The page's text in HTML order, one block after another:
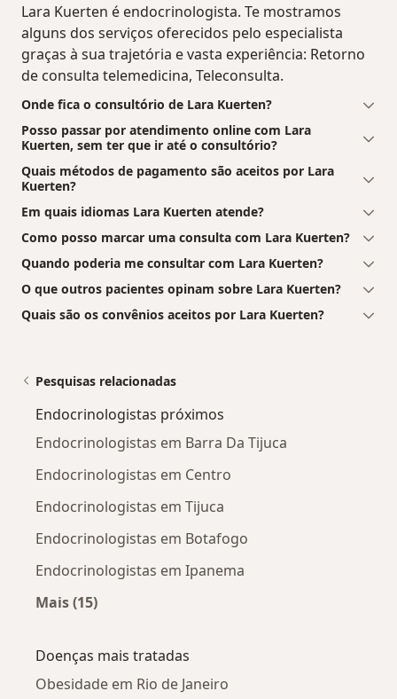
Lara Kuerten é endocrinologista. Te mostramos
alguns dos serviços oferecidos pelo especialista
graças à sua trajetória e vasta experiência: Retorno
de consulta telemedicina, Teleconsulta.
Onde fica o consultório de Lara Kuerten?
Posso passar por atendimento online com Lara
Kuerten, sem ter que ir até o consultório?
Quais métodos de pagamento são aceitos por Lara
Kuerten?
Em quais idiomas Lara Kuerten atende?
Como posso marcar uma consulta com Lara Kuerten?
Quando poderia me consultar com Lara Kuerten?
O que outros pacientes opinam sobre Lara Kuerten?
Quais são os convênios aceitos por Lara Kuerten?
Pesquisas relacionadas
Endocrinologistas próximos
Endocrinologistas em Barra Da Tijuca
Endocrinologistas em Centro
Endocrinologistas em Tijuca
Endocrinologistas em Botafogo
Endocrinologistas em Ipanema
Mais (15)
Doenças mais tratadas
Obesidade em Rio de Janeiro